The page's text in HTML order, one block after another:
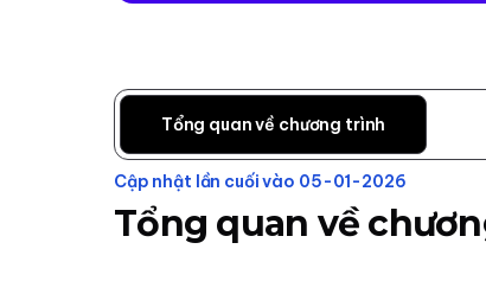
Tổng quan về chương trình
Cập nhật lần cuối vào 05-01-2026
Tổng quan về